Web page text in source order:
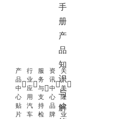
手
册
产
品
知
识
与
解
产
品
中
心
贴
片
行
业
应
用
汽
车
服
务
与
支
持
检
资
讯
中
心
品
牌
关
于
美
隆
企
业